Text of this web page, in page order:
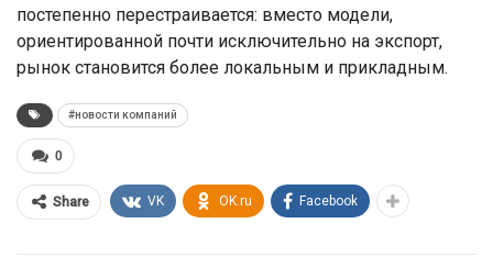
постепенно перестраивается: вместо модели,
ориентированной почти исключительно на экспорт,
рынок становится более локальным и прикладным.
#новости компаний
0
Share VK OK.ru Facebook